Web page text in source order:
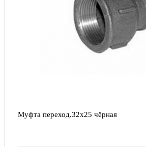
Муфта переход.32х25 чёрная